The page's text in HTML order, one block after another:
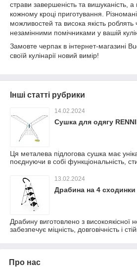
страви завершеність та вишуканість,
кожному кроці приготування.
можливостей та висока якість роблять
незамінними помічниками у вашій
Замовте черпак в інтернет-магазині
своїй кулінарії новий вимір!
Інші статті рубрики
14.02.2024
Сушка для одягу
Ця металева підлогова сушка має
поєднуючи в собі функціональність,
13.02.2024
Драбина на 4 сходинки
Драбину виготовлено з високоякісної
забезпечує міцність, довговічність і
Про нас